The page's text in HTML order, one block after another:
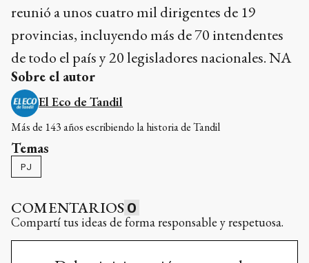
reunió a unos cuatro mil dirigentes de 19
provincias, incluyendo más de 70 intendentes
de todo el país y 20 legisladores nacionales. NA
Sobre el autor
El Eco de Tandil
Más de 143 años escribiendo la historia de Tandil
Temas
PJ
COMENTARIOS 0
Compartí tus ideas de forma responsable y respetuosa.